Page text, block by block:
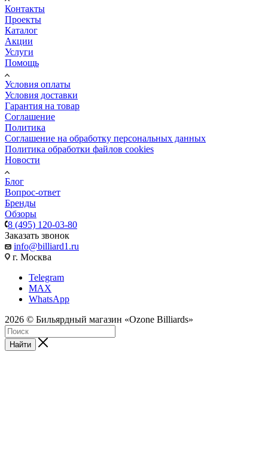
Контакты
Проекты
Каталог
Акции
Услуги
Помощь
Условия оплаты
Условия доставки
Гарантия на товар
Соглашение
Политика
Соглашение на обработку персональных данных
Политика обработки файлов cookies
Новости
Блог
Вопрос-ответ
Бренды
Обзоры
8 (495) 120-03-80
Заказать звонок
info@billiard1.ru
г. Москва
Telegram
MAX
WhatsApp
2026 © Бильярдный магазин «Ozone Billiards»
Найти